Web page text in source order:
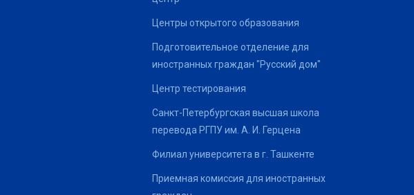
Центры открытого образования
Подготовительное отделение для
иностранных граждан "Русский дом"
Центр тестирования
Санкт-Петербургская высшая школа
перевода РГПУ им. А. И. Герцена
Филиал университета в г. Ташкенте
Приемная комиссия для иностранных